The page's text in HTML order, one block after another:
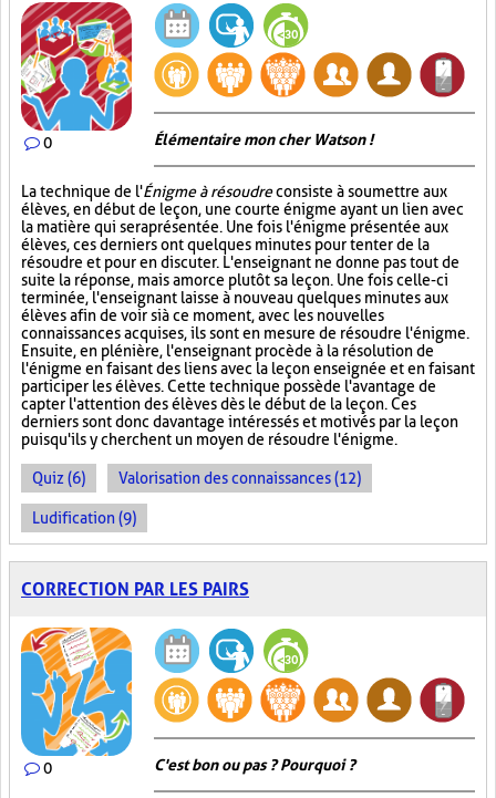
0 Élémentaire mon cher Watson !
La technique de l'Énigme à résoudreconsiste à soumettre aux
élèves, en début de leçon, une courte énigme ayant un lien avec
la matière qui sera présentée. Une fois l'énigme présentée aux
élèves, ces derniers ont quelques minutes pour tenter de la
résoudre et pour en discuter. L'enseignant ne donne pas tout de
suite la réponse, mais amorce plutôt sa leçon. Une fois celle-ci
terminée, l'enseignant laisse à nouveau quelques minutes aux
élèves afin de voir si à ce moment, avec les nouvelles
connaissances acquises, ils sont en mesure de résoudre l'énigme.
Ensuite, en plénière, l'enseignant procède à la résolution de
l'énigme en faisant des liens avec la leçon enseignée et en faisant
participer les élèves. Cette technique possède l'avantage de
capter l'attention des élèves dès le début de la leçon. Ces
derniers sont donc davantage intéressés et motivés par la leçon
puisqu'ils y cherchent un moyen de résoudre l'énigme.
Quiz (6) Valorisation des connaissances (12)
Ludification (9)
CORRECTION PAR LES PAIRS
0 C'est bon ou pas ? Pourquoi ?